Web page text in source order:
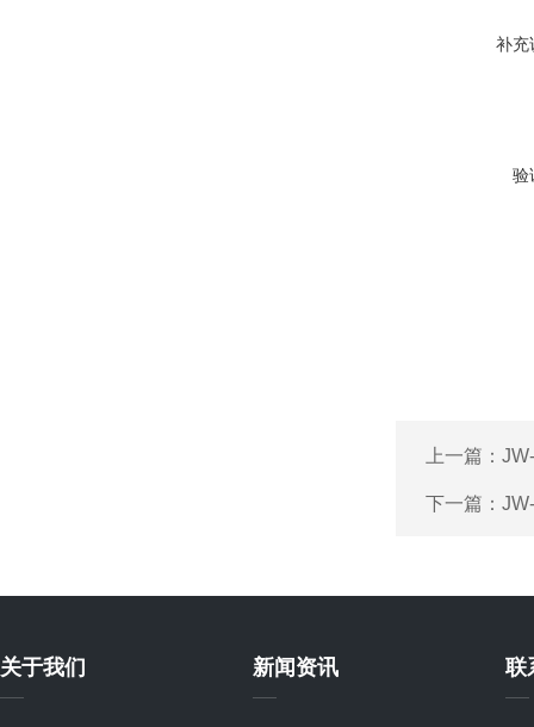
补充
验
上一篇：
下一篇：
关于我们 新闻资讯 联